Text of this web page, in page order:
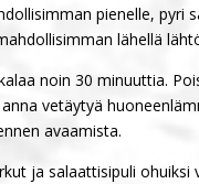
pienelle, pyri
lähellä
noin 30 minuuttia.
vetäytyä
avaamista.
ja salaattisipuli ohuiksi